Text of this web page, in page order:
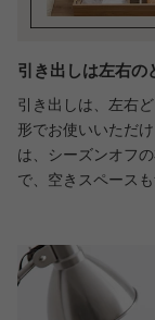
引き出しは左右の
引き出しは、左右
形でお使いいただ
は、シーズンオフ
で、空きスペース